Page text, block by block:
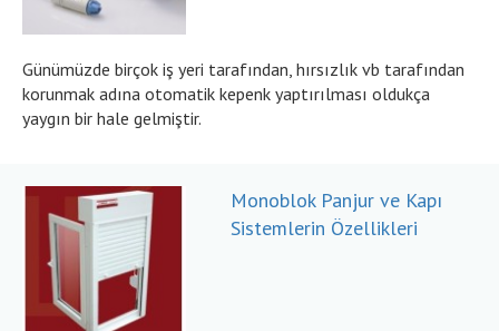
Günümüzde birçok iş yeri tarafından, hırsızlık vb tarafından
korunmak adına otomatik kepenk yaptırılması oldukça
yaygın bir hale gelmiştir.
Monoblok Panjur ve Kapı
Sistemlerin Özellikleri